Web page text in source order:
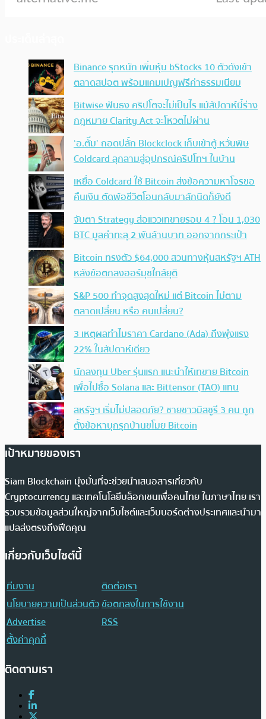
Binance รุกหนัก เพิ่มหุ้น bStocks 10 ตัวดังเข้า
ตลาดสปอต พร้อมแคมเปญฟรีค่าธรรมเนียม
Bitwise ฟันธง คริปโตจะไม่เป็นไร แม้สัปดาห์นี้ร่าง
กฎหมาย Clarity Act จะโหวตไม่ผ่าน
‘อ.ตั๊ม’ ถอดปลั้ก Blockclock เก็บเข้าตู้ หวั่นพิษ
Coldcard ลุกลามสู่อุปกรณ์คริปโทฯ ในบ้าน
เหยื่อ Coldcard ใช้ Bitcoin ส่งข้อความหาโจรขอ
คืนเงิน ตัดพ้อชีวิตโอนกลับมาสักนิดก็ยังดี
จับตา Strategy ส่อแววเทขายรอบ 4 ? โอน 1,030
BTC มูลค่าทะลุ 2 พันล้านบาท ออกจากกระเป๋า
Bitcoin ทรงตัว $64,000 สวนทางหุ้นสหรัฐฯ ATH
หลังข้อตกลงฮอร์มุซใกล้ยุติ
S&P 500 ทำจุดสูงสุดใหม่ แต่ Bitcoin ไม่ตาม
ตลาดเปลี่ยน หรือ คนเปลี่ยน?
3 เหตุผลทำไมราคา Cardano (Ada) ถึงพุ่งแรง
22% ในสัปดาห์เดียว
นักลงทุน Uber รุ่นแรก แนะนำให้เทขาย Bitcoin
เพื่อไปซื้อ Solana และ Bittensor (TAO) แทน
สหรัฐฯ เริ่มไม่ปลอดภัย? ชายชาวมิสซูรี 3 คน ถูก
ตั้งข้อหาบุกรุกบ้านขโมย Bitcoin
เป้าหมายของเรา
Siam Blockchain มุ่งมั่นที่จะช่วยนำเสนอสารเกี่ยวกับ
Cryptocurrency และเทคโนโลยีบล็อกเชนเพื่อคนไทย ในภาษาไทย เรา
รวบรวมข้อมูลส่วนใหญ่จากเว็บไซต์และเว็บบอร์ดต่างประเทศและนำมา
แปลส่งตรงถึงฟีดคุณ
เกี่ยวกับเว็บไซต์นี้
ทีมงาน
ติดต่อเรา
นโยบายความเป็นส่วนตัวข้อตกลงในการใช้งาน
Advertise
RSS
ตั้งค่าคุกกี้
ติดตามเรา